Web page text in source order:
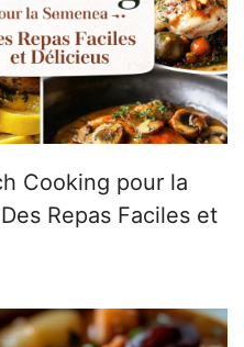
Cooking pour la
Repas Faciles et